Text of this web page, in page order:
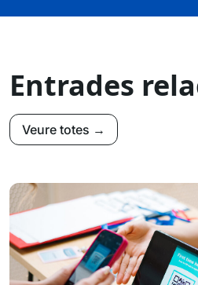
Entrades
Veure totes →